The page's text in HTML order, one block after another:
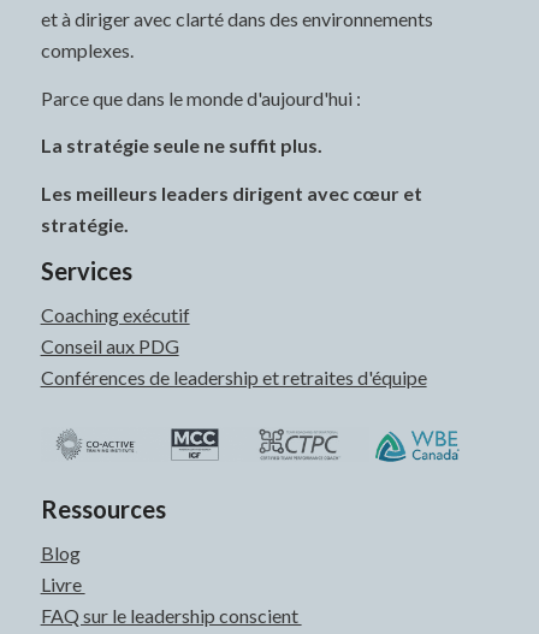
et à diriger avec clarté dans des environnements
complexes.
Parce que dans le monde d'aujourd'hui :
La stratégie seule ne suffit plus.
Les meilleurs leaders dirigent avec cœur et
stratégie.
Services
Coaching exécutif
Conseil aux PDG
Conférences de leadership et retraites d'équipe
Ressources
Blog
Livre
FAQ sur le leadership conscient